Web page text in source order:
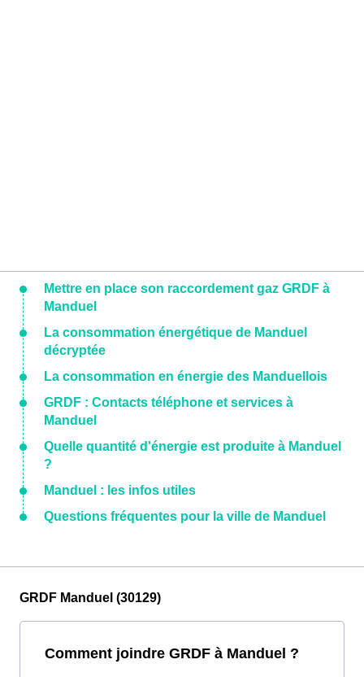
Mettre en place son raccordement gaz GRDF à
Manduel
La consommation énergétique de Manduel
décryptée
La consommation en énergie des Manduellois
GRDF : Contacts téléphone et services à
Manduel
Quelle quantité d'énergie est produite à Manduel
?
Manduel : les infos utiles
Questions fréquentes pour la ville de Manduel
GRDF Manduel (30129)
Comment joindre GRDF à Manduel ?